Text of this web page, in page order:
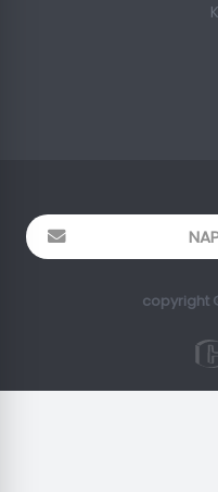
copyright